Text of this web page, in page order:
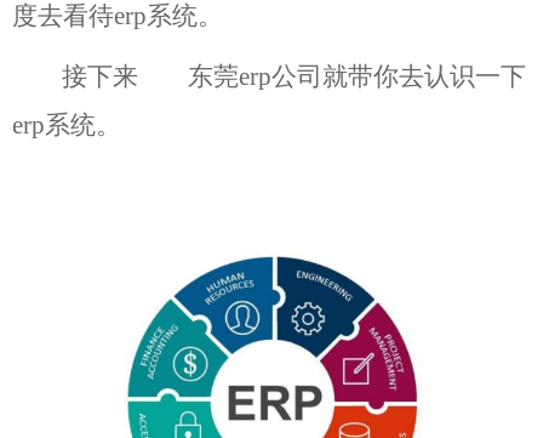
度去看待erp系统。
接下来 东莞erp公司就带你去认识一下
erp系统。